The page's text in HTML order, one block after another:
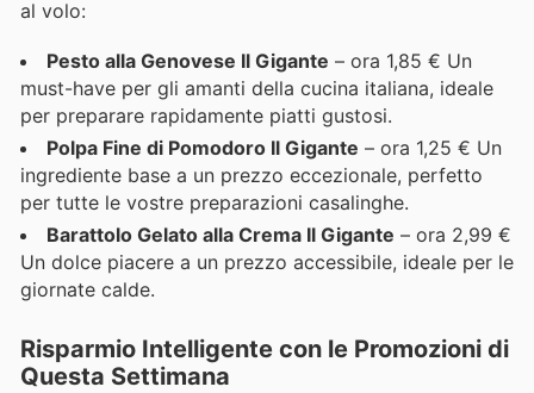
al volo:
Pesto alla Genovese Il Gigante – ora 1,85 € Un
must-have per gli amanti della cucina italiana, ideale
per preparare rapidamente piatti gustosi.
Polpa Fine di Pomodoro Il Gigante – ora 1,25 € Un
ingrediente base a un prezzo eccezionale, perfetto
per tutte le vostre preparazioni casalinghe.
Barattolo Gelato alla Crema Il Gigante – ora 2,99 €
Un dolce piacere a un prezzo accessibile, ideale per le
giornate calde.
Risparmio Intelligente con le Promozioni di
Questa Settimana